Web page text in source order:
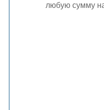
любую сумму